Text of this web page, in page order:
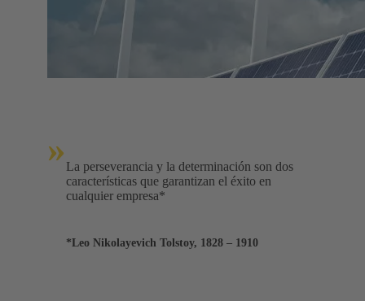
» La perseverancia y la determinación son dos
características que garantizan el éxito en
cualquier empresa*
*Leo Nikolayevich Tolstoy, 1828 – 1910